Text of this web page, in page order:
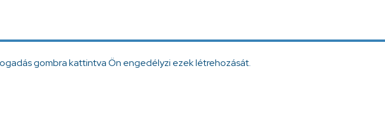
gombra kattintva Ön engedélyzi ezek létrehozását.